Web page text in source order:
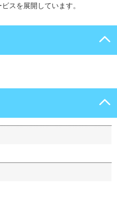
スを展開しています。